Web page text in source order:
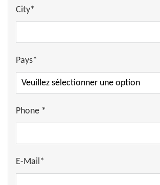
City*
Pays*
Phone *
E-Mail*